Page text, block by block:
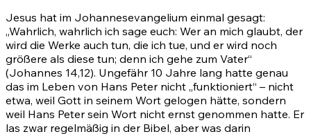
Jesus hat im Johannesevangelium einmal gesagt:
„Wahrlich, wahrlich ich sage euch: Wer an mich glaubt, der
wird die Werke auch tun, die ich tue, und er wird noch
größere als diese tun; denn ich gehe zum Vater“
(Johannes 14,12). Ungefähr 10 Jahre lang hatte genau
das im Leben von Hans Peter nicht „funktioniert“ – nicht
etwa, weil Gott in seinem Wort gelogen hätte, sondern
weil Hans Peter sein Wort nicht ernst genommen hatte. Er
las zwar regelmäßig in der Bibel, aber was darin